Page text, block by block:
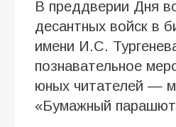
В преддверии Дня
десантных войск в
имени И.С.
познавательное
юных читателей —
«Бумажный